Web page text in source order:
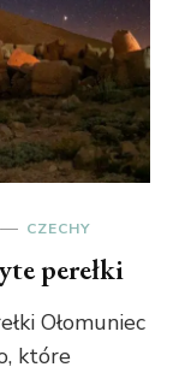
CZECHY
perełki
Ołomuniec
które